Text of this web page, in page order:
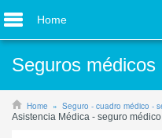
Home
Seguros médicos
Home Seguro - cuadro médico -
Asistencia Médica - seguro médico